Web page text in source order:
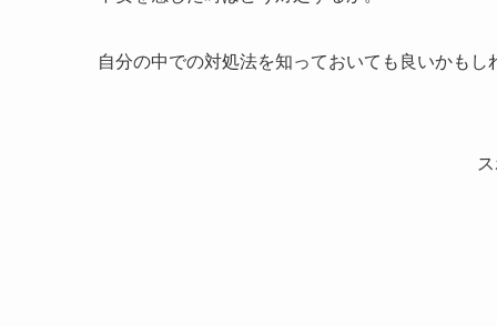
自分の中での対処法を知っておいても良いかもし